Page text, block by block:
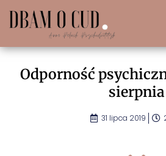
Odporność
sierpnia
31 lipca 2019